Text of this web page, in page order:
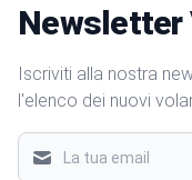
Newsletter
Iscriviti alla nostra
l'elenco dei nuovi